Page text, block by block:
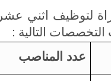
لتوظيف اثني عشر
التخصصات التالية :
عدد المناصب